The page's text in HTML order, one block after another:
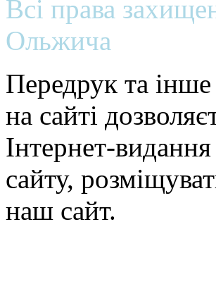
Всі права
Ольжича
Передрук та
на сайті
Інтернет-
сайту,
наш сайт.